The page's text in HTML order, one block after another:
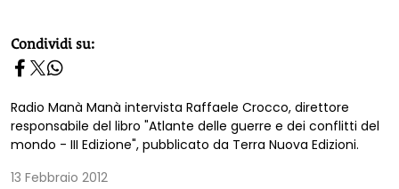
homepage h2
Condividi su:
Radio Manà Manà intervista Raffaele Crocco, direttore
responsabile del libro "Atlante delle guerre e dei conflitti del
mondo - III Edizione", pubblicato da Terra Nuova Edizioni.
13 Febbraio 2012